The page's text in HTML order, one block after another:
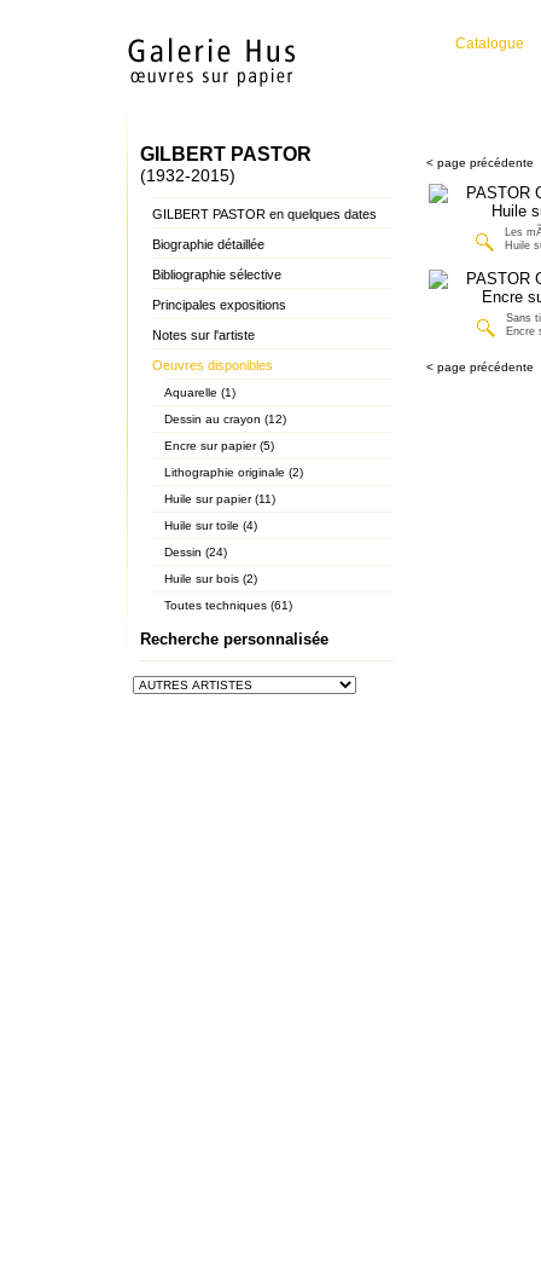
Catalogue
GILBERT PASTOR
(1932-2015)
GILBERT PASTOR en quelques dates
Biographie détaillée
Bibliographie sélective
Principales expositions
Notes sur l'artiste
Oeuvres disponibles
Aquarelle (1)
Dessin au crayon (12)
Encre sur papier (5)
Lithographie originale (2)
Huile sur papier (11)
Huile sur toile (4)
Dessin (24)
Huile sur bois (2)
Toutes techniques (61)
Recherche personnalisée
< page précédente
Les
Huile
Sans
Encre
< page précédente